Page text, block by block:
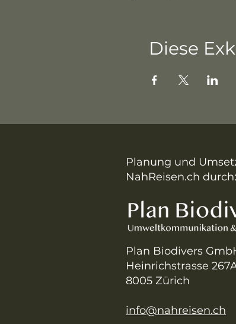
Diese
Planung und
NahReisen.ch durch:
Plan Biodivers
Heinrichstrasse
8005 Zürich
info@nahreisen.ch